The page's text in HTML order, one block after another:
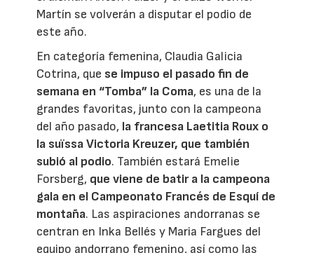
Martín se volverán a disputar el podio de
este año.
En categoría femenina, Claudia Galicia
Cotrina, que se impuso el pasado fin de
semana en “Tomba” la Coma, es una de la
grandes favoritas, junto con la campeona
del año pasado, la francesa Laetitia Roux o
la suïssa Victoria Kreuzer, que también
subió al podio. También estará Emelie
Forsberg, que viene de batir a la campeona
gala en el Campeonato Francés de Esquí de
montaña. Las aspiraciones andorranas se
centran en Inka Bellés y Maria Fargues del
equipo andorrano femenino, así como las